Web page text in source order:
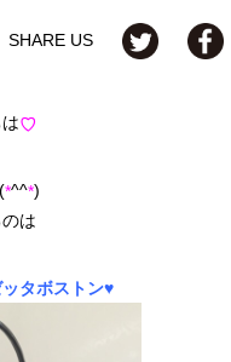
SHARE US
♡
*^^*)
は
タボストン♥